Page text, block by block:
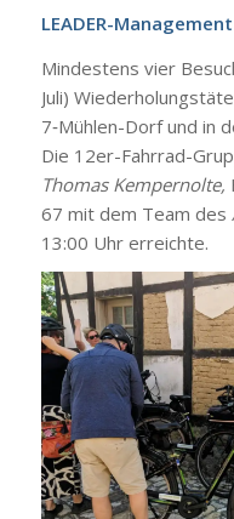
LEA­DER-
Min­des­tens vier
Juli)
7‑Müh­len-Dorf und in
Die 12er-Fahr­rad-
Tho­mas Kem­per­nol­te,
67 mit dem Team des
13:00 Uhr erreich­te.